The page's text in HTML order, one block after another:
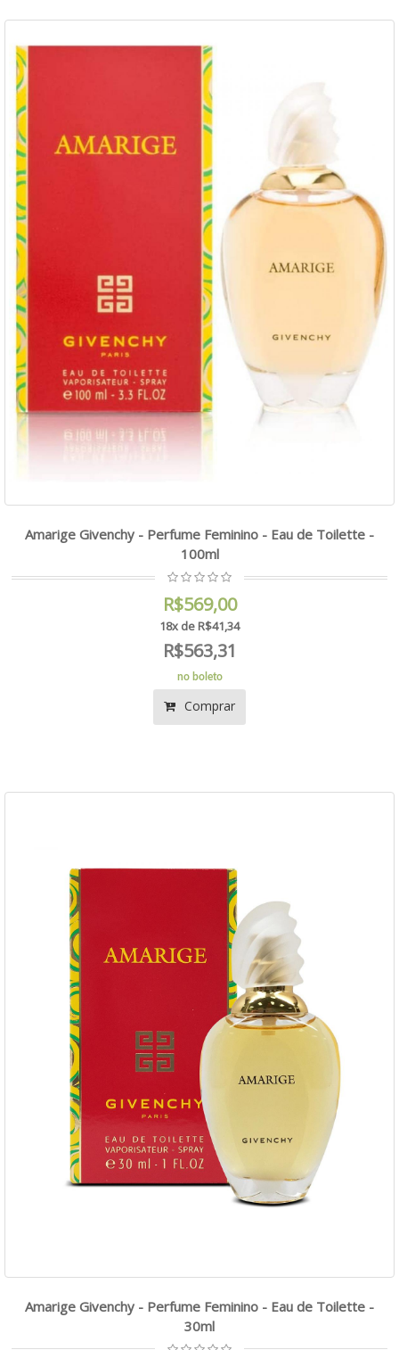
Amarige Givenchy - Perfume Feminino - Eau de Toilette -
100ml
R$569,00
18x de R$41,34
R$563,31
no boleto
Comprar
Amarige Givenchy - Perfume Feminino - Eau de Toilette -
30ml